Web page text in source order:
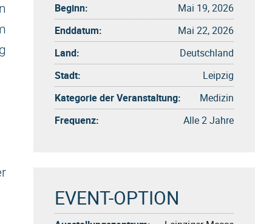
Beginn:
Mai 19, 2026
Enddatum:
Mai 22, 2026
Land:
Deutschland
Stadt:
Leipzig
Kategorie der Veranstaltung:
Medizin
Frequenz:
Alle 2 Jahre
EVENT-OPTION